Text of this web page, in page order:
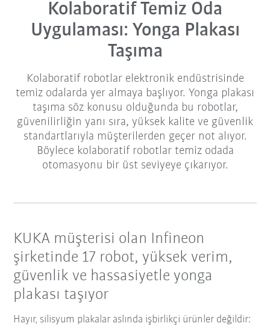
Kolaboratif Temiz Oda
Uygulaması: Yonga Plakası
Taşıma
Kolaboratif robotlar elektronik endüstrisinde
temiz odalarda yer almaya başlıyor. Yonga plakası
taşıma söz konusu olduğunda bu robotlar,
güvenilirliğin yanı sıra, yüksek kalite ve güvenlik
standartlarıyla müşterilerden geçer not alıyor.
Böylece kolaboratif robotlar temiz odada
otomasyonu bir üst seviyeye çıkarıyor.
KUKA müşterisi olan Infineon
şirketinde 17 robot, yüksek verim,
güvenlik ve hassasiyetle yonga
plakası taşıyor
Hayır, silisyum plakalar aslında işbirlikçi ürünler değildir: